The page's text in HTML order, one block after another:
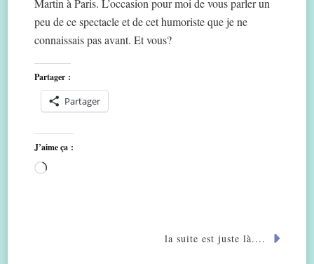
Martin à Paris. L’occasion pour moi de vous parler un
peu de ce spectacle et de cet humoriste que je ne
connaissais pas avant. Et vous?
Partager :
Partager
J’aime ça :
Chargement…
la suite est juste là....